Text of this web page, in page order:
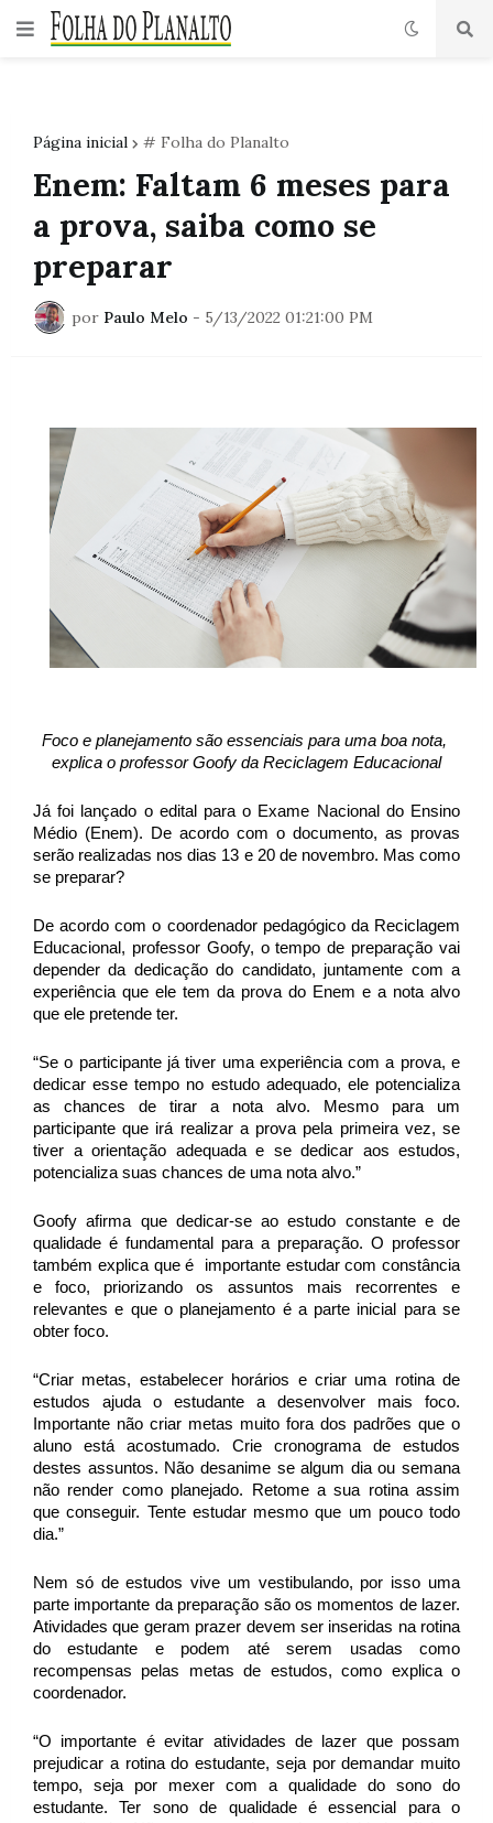
Página inicial # Folha do Planalto
Enem: Faltam 6 meses para
a prova, saiba como se
preparar
por Paulo Melo - 5/13/2022 01:21:00 PM
Foco e planejamento são essenciais para uma boa nota,
explica o professor Goofy da Reciclagem Educacional
Já foi lançado o edital para o Exame Nacional do Ensino
Médio (Enem). De acordo com o documento, as provas
serão realizadas nos dias 13 e 20 de novembro. Mas como
se preparar?
De acordo com o coordenador pedagógico da Reciclagem
Educacional, professor Goofy, o tempo de preparação vai
depender da dedicação do candidato, juntamente com a
experiência que ele tem da prova do Enem e a nota alvo
que ele pretende ter.
“Se o participante já tiver uma experiência com a prova, e
dedicar esse tempo no estudo adequado, ele potencializa
as chances de tirar a nota alvo. Mesmo para um
participante que irá realizar a prova pela primeira vez, se
tiver a orientação adequada e se dedicar aos estudos,
potencializa suas chances de uma nota alvo.”
Goofy afirma que dedicar-se ao estudo constante e de
qualidade é fundamental para a preparação. O professor
também explica que é  importante estudar com constância
e foco, priorizando os assuntos mais recorrentes e
relevantes e que o planejamento é a parte inicial para se
obter foco.
“Criar metas, estabelecer horários e criar uma rotina de
estudos ajuda o estudante a desenvolver mais foco.
Importante não criar metas muito fora dos padrões que o
aluno está acostumado. Crie cronograma de estudos
destes assuntos. Não desanime se algum dia ou semana
não render como planejado. Retome a sua rotina assim
que conseguir. Tente estudar mesmo que um pouco todo
dia.”
Nem só de estudos vive um vestibulando, por isso uma
parte importante da preparação são os momentos de lazer.
Atividades que geram prazer devem ser inseridas na rotina
do estudante e podem até serem usadas como
recompensas pelas metas de estudos, como explica o
coordenador.
“O importante é evitar atividades de lazer que possam
prejudicar a rotina do estudante, seja por demandar muito
tempo, seja por mexer com a qualidade do sono do
estudante. Ter sono de qualidade é essencial para o